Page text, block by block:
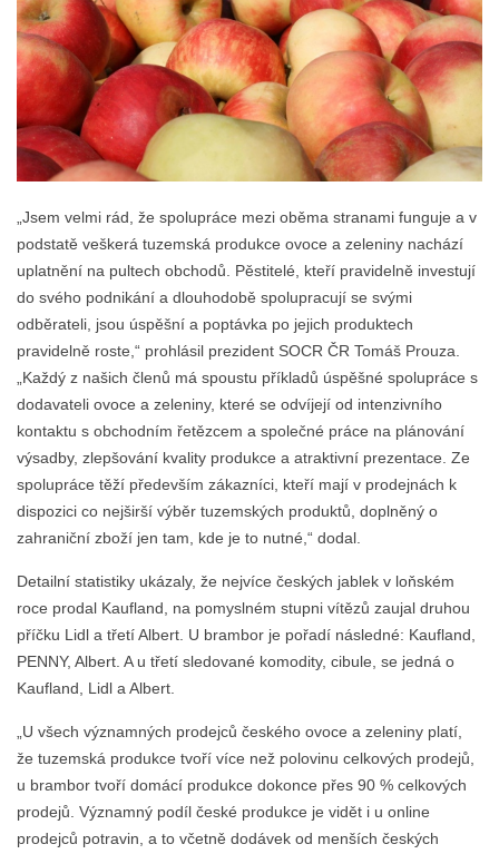
„Jsem velmi rád, že spolupráce mezi oběma stranami funguje a v
podstatě veškerá tuzemská produkce ovoce a zeleniny nachází
uplatnění na pultech obchodů. Pěstitelé, kteří pravidelně investují
do svého podnikání a dlouhodobě spolupracují se svými
odběrateli, jsou úspěšní a poptávka po jejich produktech
pravidelně roste,“ prohlásil prezident SOCR ČR Tomáš Prouza.
„Každý z našich členů má spoustu příkladů úspěšné spolupráce s
dodavateli ovoce a zeleniny, které se odvíjejí od intenzivního
kontaktu s obchodním řetězcem a společné práce na plánování
výsadby, zlepšování kvality produkce a atraktivní prezentace. Ze
spolupráce těží především zákazníci, kteří mají v prodejnách k
dispozici co nejširší výběr tuzemských produktů, doplněný o
zahraniční zboží jen tam, kde je to nutné,“ dodal.
Detailní statistiky ukázaly, že nejvíce českých jablek v loňském
roce prodal Kaufland, na pomyslném stupni vítězů zaujal druhou
příčku Lidl a třetí Albert. U brambor je pořadí následné: Kaufland,
PENNY, Albert. A u třetí sledované komodity, cibule, se jedná o
Kaufland, Lidl a Albert.
„U všech významných prodejců českého ovoce a zeleniny platí,
že tuzemská produkce tvoří více než polovinu celkových prodejů,
u brambor tvoří domácí produkce dokonce přes 90 % celkových
prodejů. Významný podíl české produkce je vidět i u online
prodejců potravin, a to včetně dodávek od menších českých